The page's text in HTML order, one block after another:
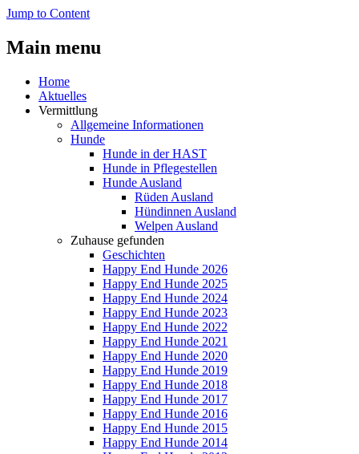
Jump to Content
Main menu
Home
Aktuelles
Vermittlung
Allgemeine Informationen
Hunde
Hunde in der HAST
Hunde in Pflegestellen
Hunde Ausland
Rüden Ausland
Hündinnen Ausland
Welpen Ausland
Zuhause gefunden
Geschichten
Happy End Hunde 2026
Happy End Hunde 2025
Happy End Hunde 2024
Happy End Hunde 2023
Happy End Hunde 2022
Happy End Hunde 2021
Happy End Hunde 2020
Happy End Hunde 2019
Happy End Hunde 2018
Happy End Hunde 2017
Happy End Hunde 2016
Happy End Hunde 2015
Happy End Hunde 2014